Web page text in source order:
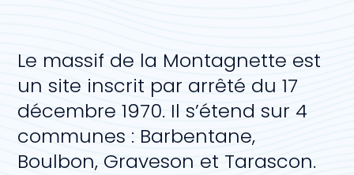
Le massif de la Montagnette est
un site inscrit par arrêté du 17
décembre 1970. Il s’étend sur 4
communes : Barbentane,
Boulbon, Graveson et Tarascon.